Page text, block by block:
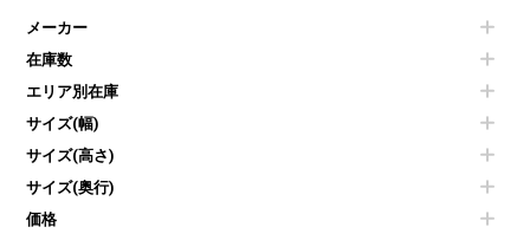
その他OA機器
コートハンガー・ポールハンガー
傘立て
食器棚・キッチンキャビネット
カタログスタンド
オフィスアクセサリーその他
カウンターテーブル
センターテーブル・サイドテーブル
ベンチ・スツール
ソファ
シェルフ
ダストボックス（ゴミ箱）
インテリア家具その他
冷蔵庫・洗濯機
空気清浄機・加湿器
液晶テレビ・モニター類
エアコン
掃除機
季節家電
メーカー
在庫数
エリア別在庫
サイズ(幅)
サイズ(高さ)
サイズ(奥行)
価格